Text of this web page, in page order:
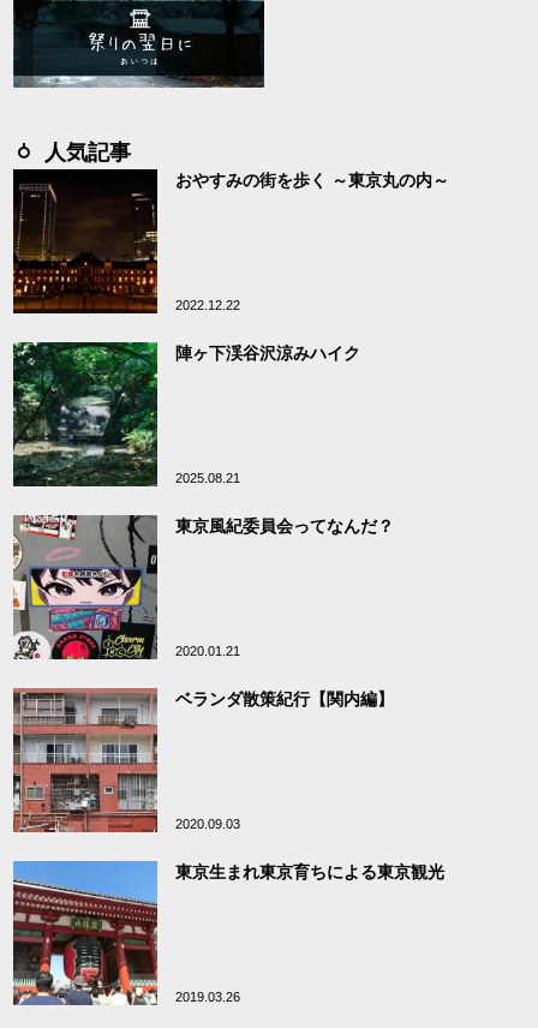
人気記事
おやすみの街を歩く ～東京丸の内～
2022.12.22
陣ヶ下渓谷沢涼みハイク
2025.08.21
東京風紀委員会ってなんだ？
2020.01.21
ベランダ散策紀行【関内編】
2020.09.03
東京生まれ東京育ちによる東京観光
2019.03.26